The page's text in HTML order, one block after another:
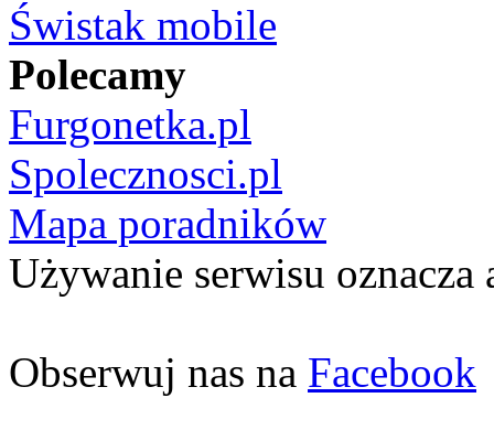
Świstak mobile
Polecamy
Furgonetka.pl
Spolecznosci.pl
Mapa poradników
Używanie serwisu oznacza
Obserwuj nas na Facebook